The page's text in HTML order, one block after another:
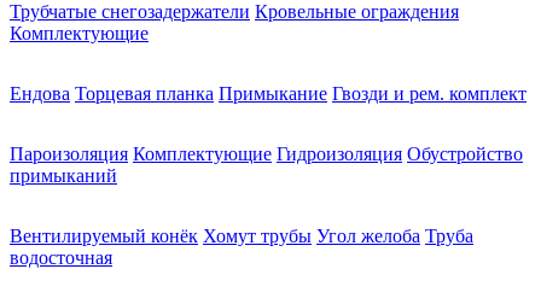
Трубчатые снегозадержатели Кровельные ограждения
Комплектующие
Ендова Торцевая планка Примыкание Гвозди и рем. комплект
Пароизоляция Комплектующие Гидроизоляция Обустройство
примыканий
Вентилируемый конёк Хомут трубы Угол желоба Труба
водосточная